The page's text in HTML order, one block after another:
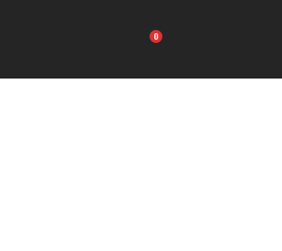
Carrito